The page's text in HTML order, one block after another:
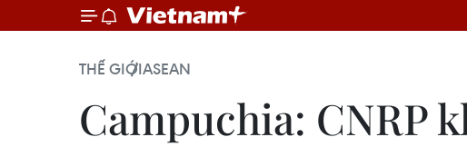
THẾ GIỚIASEAN
Campuchia: CNRP